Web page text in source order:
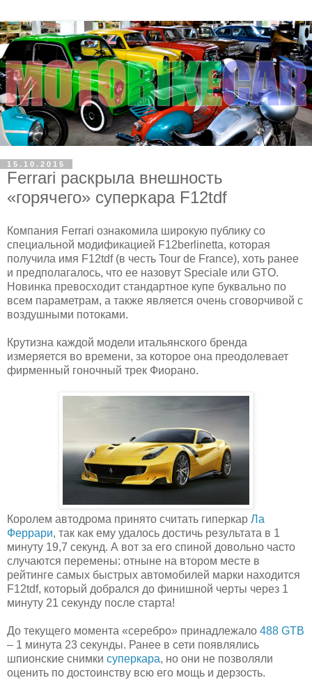
15.10.2015
Ferrari раскрыла внешность
«горячего» суперкара F12tdf
Компания Ferrari ознакомила широкую публику со
специальной модификацией F12berlinetta, которая
получила имя F12tdf (в честь Tour de France), хоть ранее
и предполагалось, что ее назовут Speciale или GTO.
Новинка превосходит стандартное купе буквально по
всем параметрам, а также является очень сговорчивой с
воздушными потоками.
Крутизна каждой модели итальянского бренда
измеряется во времени, за которое она преодолевает
фирменный гоночный трек Фиорано.
Королем автодрома принято считать гиперкар Ла
Феррари, так как ему удалось достичь результата в 1
минуту 19,7 секунд. А вот за его спиной довольно часто
случаются перемены: отныне на втором месте в
рейтинге самых быстрых автомобилей марки находится
F12tdf, который добрался до финишной черты через 1
минуту 21 секунду после старта!
До текущего момента «серебро» принадлежало 488 GTB
– 1 минута 23 секунды. Ранее в сети появлялись
шпионские снимки суперкара, но они не позволяли
оценить по достоинству всю его мощь и дерзость.